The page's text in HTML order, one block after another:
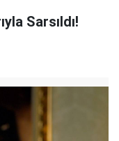
Sarsıldı!